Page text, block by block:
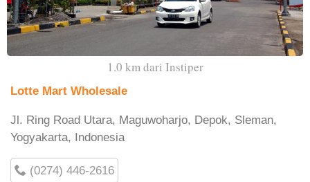
1.0 km dari Instiper
Lotte Mart Wholesale
Jl. Ring Road Utara, Maguwoharjo, Depok, Sleman,
Yogyakarta, Indonesia
(0274) 446-2616